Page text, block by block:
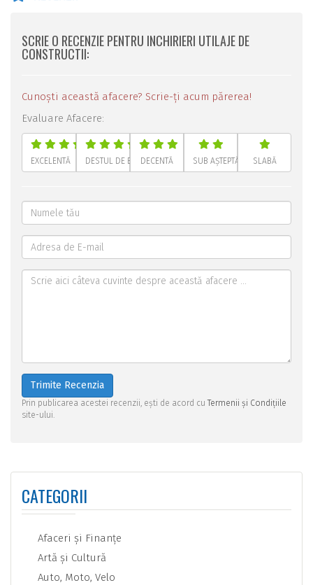
SCRIE O RECENZIE PENTRU INCHIRIERI UTILAJE DE
CONSTRUCTII:
Cunoști această afacere? Scrie-ți acum părerea!
Evaluare Afacere:
EXCELENTĂ DESTUL DE BUNĂDECENTĂ SUB AȘTEPTĂRI SLABĂ
Trimite Recenzia
Prin publicarea acestei recenzii, ești de acord cuTermenii și Condițiile
site-ului.
CATEGORII
Afaceri şi Finanţe
Artă şi Cultură
Auto, Moto, Velo